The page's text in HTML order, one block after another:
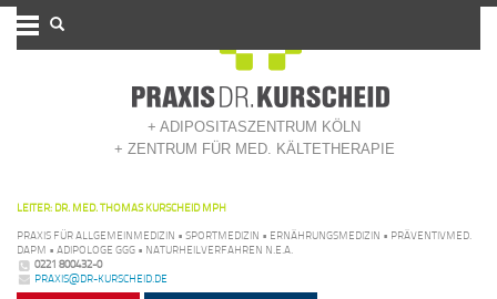
+ ADIPOSITASZENTRUM KÖLN
+ ZENTRUM FÜR MED. KÄLTETHERAPIE
LEITER: DR. MED. THOMAS KURSCHEID MPH
PRAXIS FÜR ALLGEMEINMEDIZIN • SPORTMEDIZIN • ERNÄHRUNGSMEDIZIN • PRÄVENTIVMED.
DAPM • ADIPOLOGE GGG • NATURHEILVERFAHREN N.E.A.
0221 800432-0
PRAXIS@DR-KURSCHEID.DE